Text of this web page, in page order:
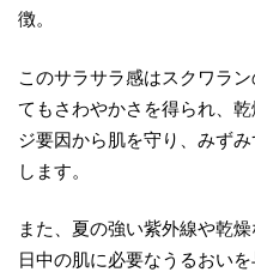
徴。
このサラサラ感はスクワラ
てもさわやかさを得られ、
ジ要因から肌を守り、みず
します。
また、夏の強い紫外線や乾
日中の肌に必要なうるおいを